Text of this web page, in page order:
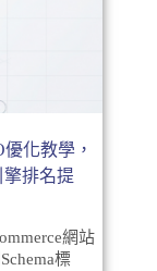
化教學，
擎排名提
網站
標